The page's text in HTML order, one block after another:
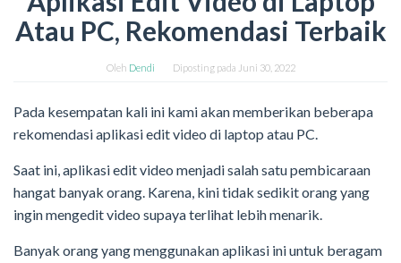
Atau PC, Rekomendasi Terbaik
Oleh Dendi Diposting pada Juni 30, 2022
Pada kesempatan kali ini kami akan memberikan beberapa
rekomendasi aplikasi edit video di laptop atau PC.
Saat ini, aplikasi edit video menjadi salah satu pembicaraan
hangat banyak orang. Karena, kini tidak sedikit orang yang
ingin mengedit video supaya terlihat lebih menarik.
Banyak orang yang menggunakan aplikasi ini untuk beragam